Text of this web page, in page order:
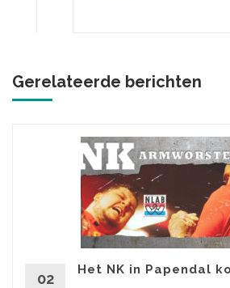
Gerelateerde berichten
02
Het NK in Papendal